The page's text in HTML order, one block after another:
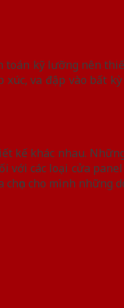
kỹ lưỡng nên
va đập vào bất
kế khác nhau.
các loại cửa
cho mình những